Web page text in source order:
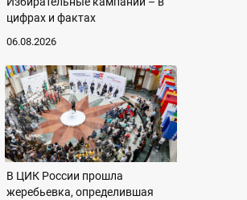
цифрах и фактах
06.08.2026
В ЦИК России прошла
жеребьевка, определившая